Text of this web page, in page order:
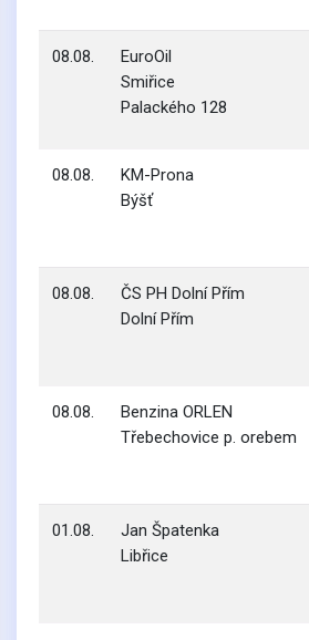
08.08.
EuroOil
Smiřice
Palackého 128
08.08.
KM-Prona
Býšť
08.08.
ČS PH Dolní Přím
Dolní Přím
08.08.
Benzina ORLEN
Třebechovice p. orebem
01.08.
Jan Špatenka
Libřice